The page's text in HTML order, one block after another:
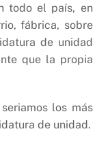
todo el país, en
fábrica, sobre
de unidad
que la propia
los más
de unidad.